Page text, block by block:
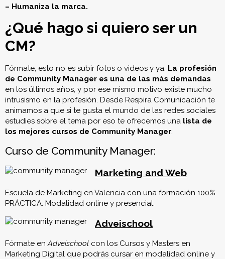
– Humaniza la marca.
¿Qué hago si quiero ser un
CM?
Fórmate, esto no es subir fotos o videos y ya. La profesión
de Community Manager es una de las más demandas
en los últimos años, y por ese mismo motivo existe mucho
intrusismo en la profesión. Desde Respira Comunicación te
animamos a que si te gusta el mundo de las redes sociales
estudies sobre el tema por eso te ofrecemos una lista de
los mejores cursos de Community Manager:
Curso de Community Manager:
Marketing and Web
Escuela de Marketing en Valencia con una formación 100%
PRÁCTICA. Modalidad online y presencial.
Adveischool
Fórmate enAdveischool con los Cursos y Masters en
Marketing Digital que podrás cursar en modalidad online y